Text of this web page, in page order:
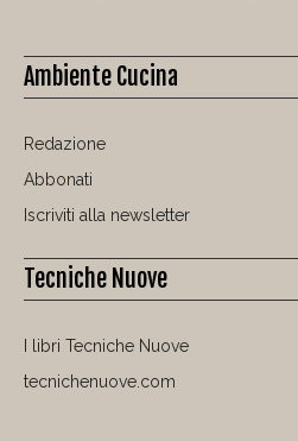
Ambiente Cucina
Redazione
Abbonati
Iscriviti alla newsletter
Tecniche Nuove
I libri Tecniche Nuove
tecnichenuove.com